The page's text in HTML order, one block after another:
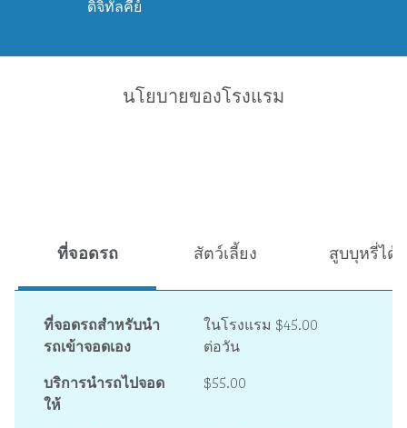
ดิจิทัลคีย์
นโยบายของโรงแรม
ที่จอดรถ สัตว์เลี้ยง สูบบุหรี่ได้
ที่จอดรถสำหรับนำ
รถเข้าจอดเอง
ในโรงแรม $45.00
ต่อวัน
บริการนำรถไปจอด
ให้
$55.00